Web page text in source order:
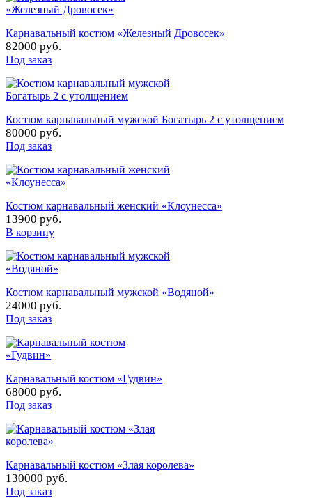
Карнавальный костюм «Железный Дровосек»
82000 руб.
Под заказ
Костюм карнавальный мужской Богатырь 2 с утолщением
80000 руб.
Под заказ
Костюм карнавальный женский «Клоунесса»
13900 руб.
В корзину
Костюм карнавальный мужской «Водяной»
24000 руб.
Под заказ
Карнавальный костюм «Гудвин»
68000 руб.
Под заказ
Карнавальный костюм «Злая королева»
130000 руб.
Под заказ